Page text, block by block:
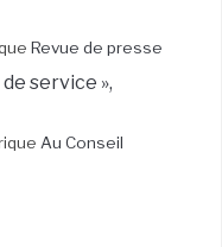
Revue de presse
service »,
Au Conseil